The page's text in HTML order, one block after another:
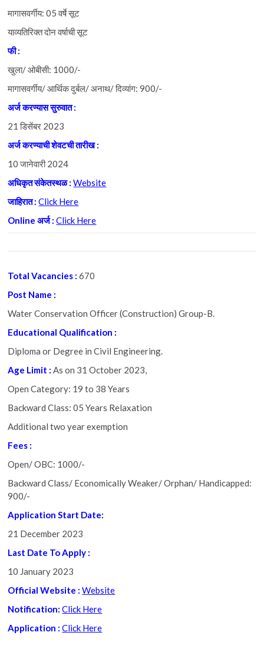
मागासवर्गीय: 05 वर्षे सूट
याव्यतिरिक्त दोन वर्षाची सूट
फी :
खुला/ ओबीसी: 1000/-
मागासवर्गीय/ आर्थिक दुर्बल/ अनाथ/ दिव्यांग: 900/-
अर्जकरण्याससुरुवात :
21 डिसेंबर 2023
अर्जकरण्याचीशेवटचीतारीख :
10 जानेवारी 2024
अधिकृतसंकेतस्थळ :Website
जाहिरात :Click Here
Online अर्ज :Click Here
Total Vacancies :670
Post Name :
Water Conservation Officer (Construction) Group-B.
Educational Qualification :
Diploma or Degree in Civil Engineering.
Age Limit :As on 31 October 2023,
Open Category: 19 to 38 Years
Backward Class: 05 Years Relaxation
Additional two year exemption
Fees :
Open/ OBC: 1000/-
Backward Class/ Economically Weaker/ Orphan/ Handicapped:
900/-
Application Start Date:
21 December 2023
Last Date To Apply :
10 January 2023
Official Website :Website
Notification:Click Here
Application :Click Here